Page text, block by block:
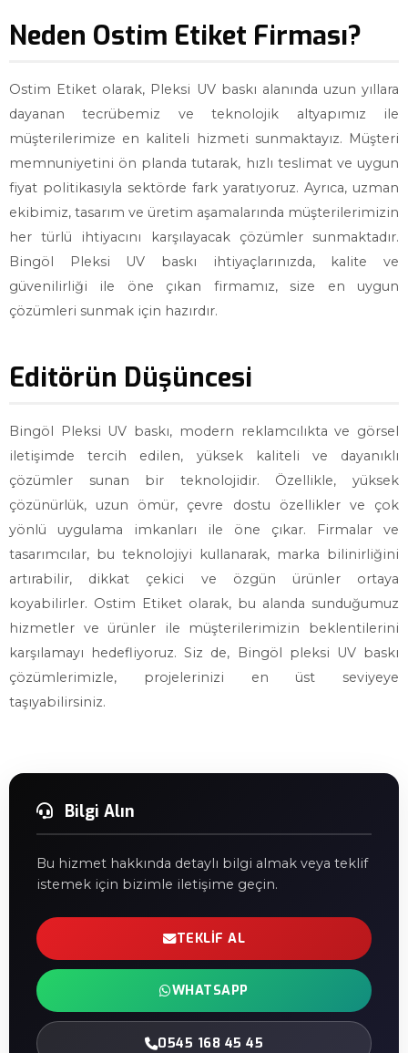
Neden Ostim Etiket Firması?
Ostim Etiket olarak, Pleksi UV baskı alanında uzun yıllara
dayanan tecrübemiz ve teknolojik altyapımız ile
müşterilerimize en kaliteli hizmeti sunmaktayız. Müşteri
memnuniyetini ön planda tutarak, hızlı teslimat ve uygun
fiyat politikasıyla sektörde fark yaratıyoruz. Ayrıca, uzman
ekibimiz, tasarım ve üretim aşamalarında müşterilerimizin
her türlü ihtiyacını karşılayacak çözümler sunmaktadır.
Bingöl Pleksi UV baskı ihtiyaçlarınızda, kalite ve
güvenilirliği ile öne çıkan firmamız, size en uygun
çözümleri sunmak için hazırdır.
Editörün Düşüncesi
Bingöl Pleksi UV baskı, modern reklamcılıkta ve görsel
iletişimde tercih edilen, yüksek kaliteli ve dayanıklı
çözümler sunan bir teknolojidir. Özellikle, yüksek
çözünürlük, uzun ömür, çevre dostu özellikler ve çok
yönlü uygulama imkanları ile öne çıkar. Firmalar ve
tasarımcılar, bu teknolojiyi kullanarak, marka bilinirliğini
artırabilir, dikkat çekici ve özgün ürünler ortaya
koyabilirler. Ostim Etiket olarak, bu alanda sunduğumuz
hizmetler ve ürünler ile müşterilerimizin beklentilerini
karşılamayı hedefliyoruz. Siz de, Bingöl pleksi UV baskı
çözümlerimizle, projelerinizi en üst seviyeye
taşıyabilirsiniz.
Bilgi Alın
Bu hizmet hakkında detaylı bilgi almak veya teklif
istemek için bizimle iletişime geçin.
TEKLIF AL
WHATSAPP
0545 168 45 45